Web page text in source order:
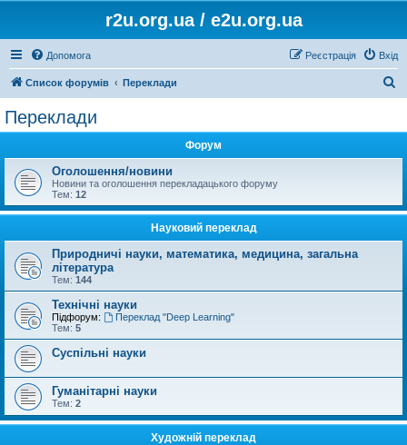
r2u.org.ua / e2u.org.ua
Допомога Вхід
Реєстрація
Список форумів Переклади
Переклади
Форум
Оголошення/новини
Новини та оголошення перекладацького форуму
Тем: 12
Науковий переклад
Природничі науки, математика, медицина, загальна
література
Тем: 144
Технічні науки
Підфорум:
Переклад "Deep Learning"
Тем: 5
Суспільні науки
Гуманітарні науки
Тем: 2
Художній переклад